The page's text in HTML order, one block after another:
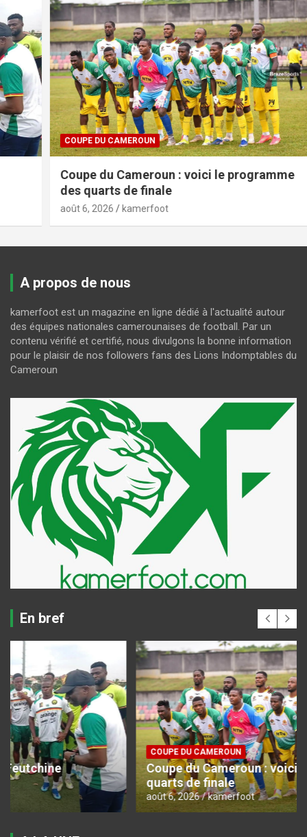
COUPE DU CAMEROUN
Coupe du Cameroun : voici le programme
des quarts de finale
août 6, 2026 kamerfoot
A propos de nous
kamerfoot est un magazine en ligne dédié à l'actualité autour
des équipes nationales camerounaises de football. Par un
contenu vérifié et certifié, nous divulgons la bonne information
pour le plaisir de nos followers fans des Lions Indomptables du
Cameroun
En bref
COUPE DU CAMEROUN
Coupe du Cameroun : voici le programme des
quarts de finale
août 6, 2026 kamerfoot